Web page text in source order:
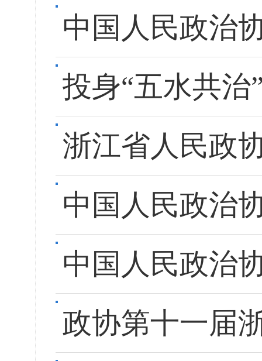
中国人民政治
投身“五水共
浙江省人民政
中国人民政治
中国人民政治
政协第十一届